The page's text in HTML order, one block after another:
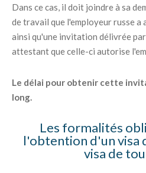
Dans ce cas, il doit joindre à sa
de travail que l'employeur russe a
ainsi qu'une invitation délivrée
attestant que celle-ci autorise
Le délai pour obtenir cette
long.
Les formalités
l'obtention d'un visa
visa de